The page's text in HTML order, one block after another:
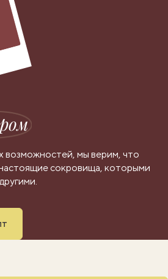
возможностей, мы верим, что
сокровища, которыми